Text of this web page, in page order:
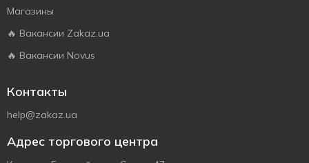
Магазины
🔥 Вакансии Zakaz.ua
🔥 Вакансии Novus
Контакты
help@zakaz.ua
Адрес торгового центра